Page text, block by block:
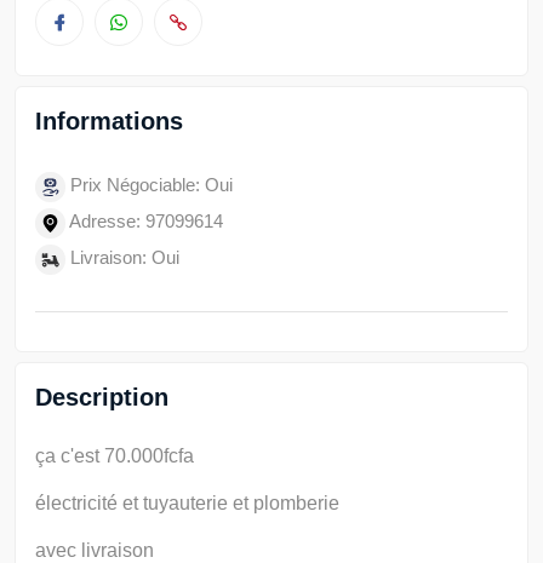
Informations
Prix Négociable: Oui
Adresse: 97099614
Livraison: Oui
Description
ça c'est 70.000fcfa
électricité et tuyauterie et plomberie
avec livraison